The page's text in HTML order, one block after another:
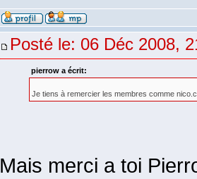
Posté le: 06 Déc 2008,
pierrow a écrit:
Je tiens à remercier les membres comme
Mais merci a toi